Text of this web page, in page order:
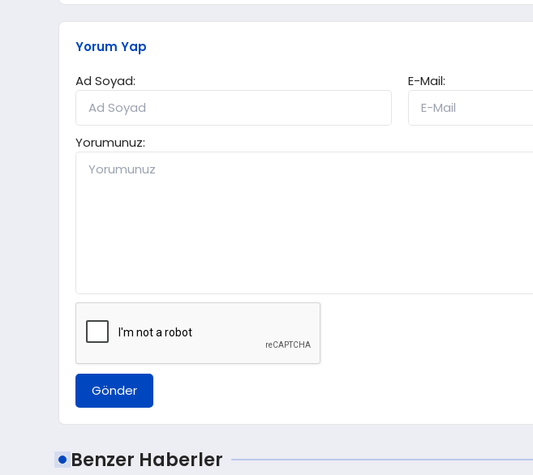
Yorum Yap
Ad Soyad:
E-Mail:
Yorumunuz:
Gönder
Benzer Haberler